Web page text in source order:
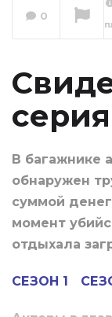
0
серия
В багажнике
обнаружен
суммой
момент
отдыхала
СЕЗОН 1